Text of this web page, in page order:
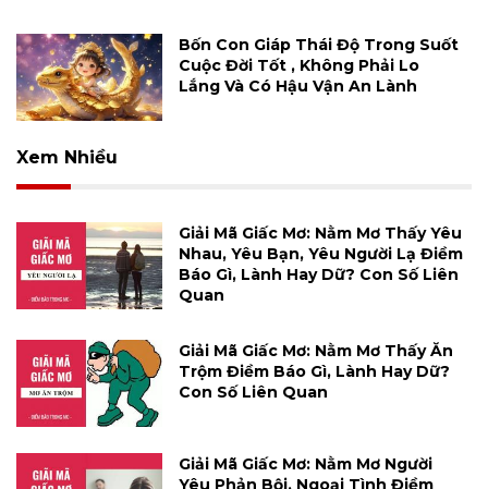
Bốn Con Giáp Thái Độ Trong Suốt
Cuộc Đời Tốt , Không Phải Lo
Lắng Và Có Hậu Vận An Lành
Xem Nhiều
Giải Mã Giấc Mơ: Nằm Mơ Thấy Yêu
Nhau, Yêu Bạn, Yêu Người Lạ Điềm
Báo Gì, Lành Hay Dữ? Con Số Liên
Quan
Giải Mã Giấc Mơ: Nằm Mơ Thấy Ăn
Trộm Điềm Báo Gì, Lành Hay Dữ?
Con Số Liên Quan
Giải Mã Giấc Mơ: Nằm Mơ Người
Yêu Phản Bội, Ngoại Tình Điềm